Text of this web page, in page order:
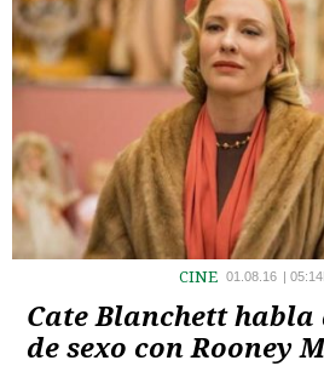
CINE 01.08.16
Cate Blanchett habla
de sexo con Rooney